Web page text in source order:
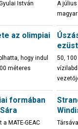
István
A
az olimpiai
hogy indul
méteres
50,
formában
MATE-GEAC